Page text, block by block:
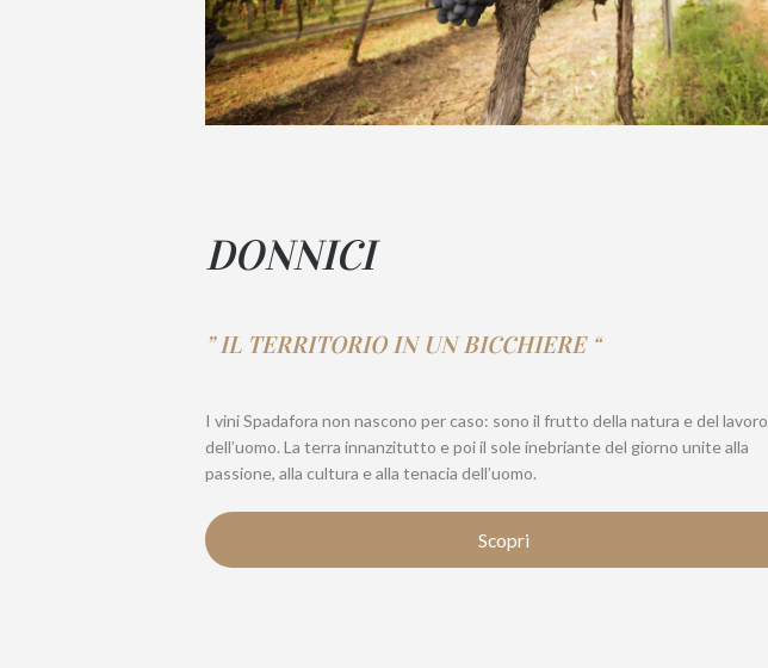
DONNICI
” IL TERRITORIO IN UN BICCHIERE “
I vini Spadafora non nascono per caso: sono il frutto della natura e del lavoro
dell’uomo. La terra innanzitutto e poi il sole inebriante del giorno unite alla
passione, alla cultura e alla tenacia dell’uomo.
Scopri